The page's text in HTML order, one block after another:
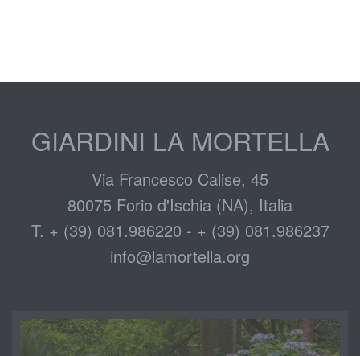
GIARDINI LA MORTELLA
Via Francesco Calise, 45
80075 Forio d'Ischia (NA), Italia
T. + (39) 081.986220 - + (39) 081.986237
info@lamortella.org